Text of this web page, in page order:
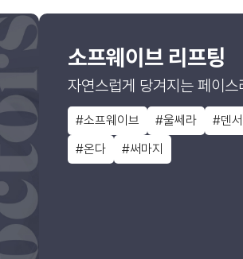
소프웨이브 리프팅
자연스럽게 당겨지는 페이스
#소프웨이브 #울쎄라
#덴
#온다
#써마지